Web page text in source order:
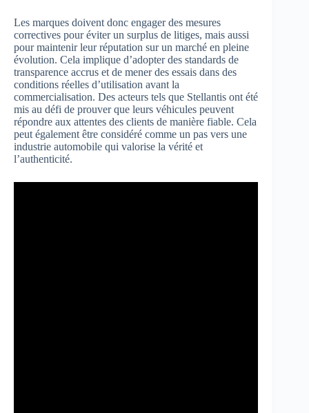
Les marques doivent donc engager des mesures
correctives pour éviter un surplus de litiges, mais aussi
pour maintenir leur réputation sur un marché en pleine
évolution. Cela implique d’adopter des standards de
transparence accrus et de mener des essais dans des
conditions réelles d’utilisation avant la
commercialisation. Des acteurs tels que Stellantis ont été
mis au défi de prouver que leurs véhicules peuvent
répondre aux attentes des clients de manière fiable. Cela
peut également être considéré comme un pas vers une
industrie automobile qui valorise la vérité et
l’authenticité.